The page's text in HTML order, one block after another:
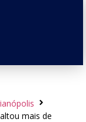
mais de